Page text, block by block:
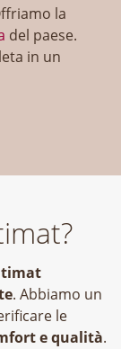
la
del paese.
in un
. Abbiamo un
le
e qualità.